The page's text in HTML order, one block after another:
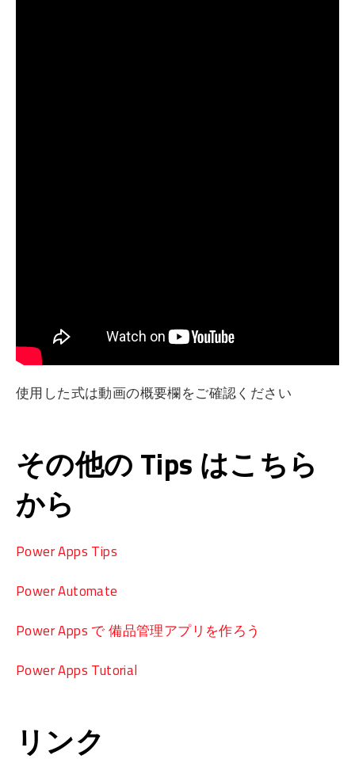
使用した式は動画の概要欄をご確認ください
その他の Tips はこちら
から
Power Apps Tips
Power Automate
Power Apps で 備品管理アプリを作ろう
Power Apps Tutorial
リンク